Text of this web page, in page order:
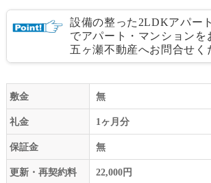
設備の整った2LDKアパー
でアパート・マンションを
五ヶ瀬不動産へお問合せく
敷金 無
礼金 1ヶ月分
保証金 無
更新・再契約料 22,000円